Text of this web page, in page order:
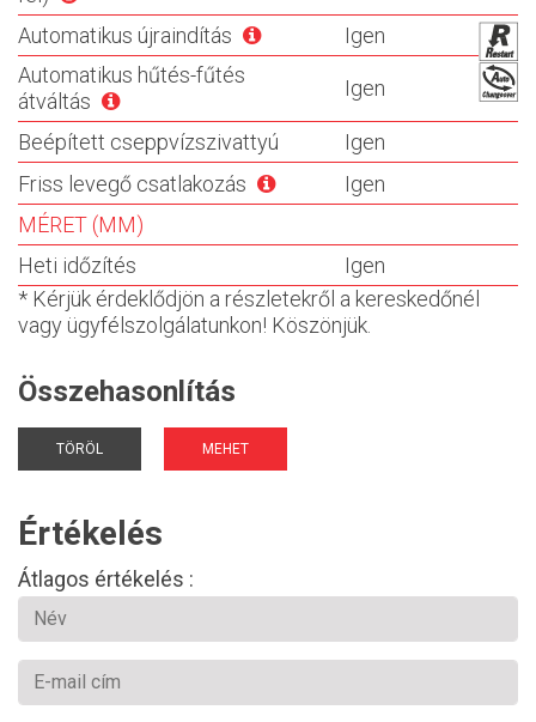
Automatikus újraindítás
Igen
Automatikus hűtés-fűtés
átváltás
Igen
Beépített cseppvízszivattyú
Igen
Friss levegő csatlakozás
Igen
MÉRET (MM)
Heti időzítés
Igen
* Kérjük érdeklődjön a részletekről a kereskedőnél
vagy ügyfélszolgálatunkon! Köszönjük.
Összehasonlítás
TÖRÖL MEHET
Értékelés
Átlagos értékelés :